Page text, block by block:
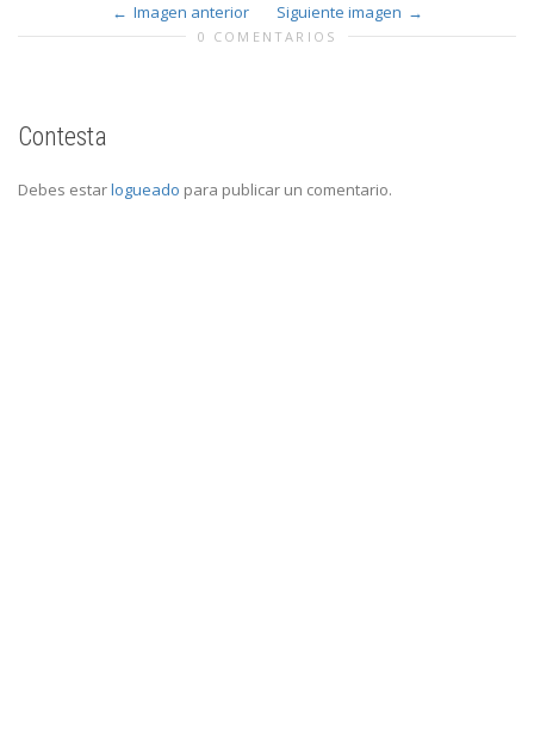
Imagen anterior Siguiente imagen
0 COMENTARIOS
Contesta
Debes estarlogueado para publicar un comentario.